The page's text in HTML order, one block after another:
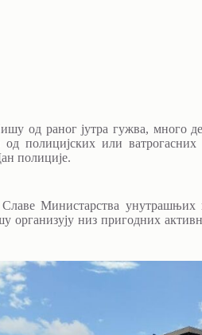
од ранoг јутра гужва, много
од полицијских или
полиције.
Министарства
низ пригодних